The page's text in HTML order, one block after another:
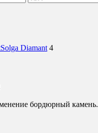
цена
Solga Diamant 4
бордюрный камень.